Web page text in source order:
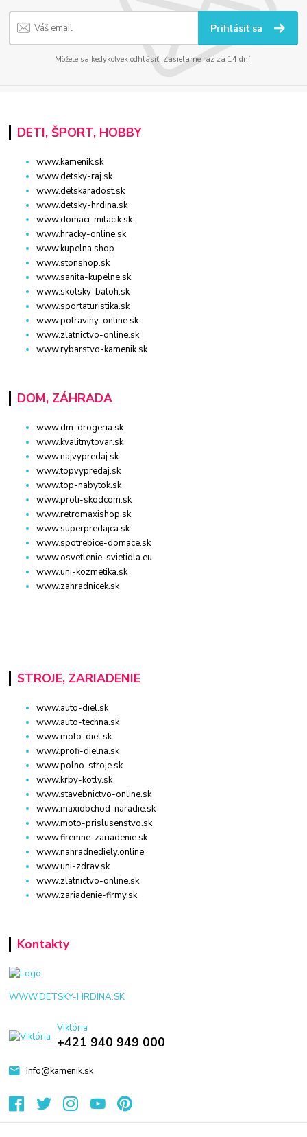
Prihlásiť sa
Môžete sa kedykoľvek odhlásiť. Zasielame raz za 14 dní.
DETI, ŠPORT, HOBBY
www.kamenik.sk
www.detsky-raj.sk
www.detskaradost.sk
www.detsky-hrdina.sk
www.domaci-milacik.sk
www.hracky-online.sk
www.kupelna.shop
www.stonshop.sk
www.sanita-kupelne.sk
www.skolsky-batoh.sk
www.sportaturistika.sk
www.potraviny-online.sk
www.zlatnictvo-online.sk
www.rybarstvo-kamenik.sk
DOM, ZÁHRADA
www.dm-drogeria.sk
www.kvalitnytovar.sk
www.najvypredaj.sk
www.topvypredaj.sk
www.top-nabytok.sk
www.proti-skodcom.sk
www.retromaxishop.sk
www.superpredajca.sk
www.spotrebice-domace.sk
www.osvetlenie-svietidla.eu
www.uni-kozmetika.sk
www.zahradnicek.sk
STROJE, ZARIADENIE
www.auto-diel.sk
www.auto-techna.sk
www.moto-diel.sk
www.profi-dielna.sk
www.polno-stroje.sk
www.krby-kotly.sk
www.stavebnictvo-online.sk
www.maxiobchod-naradie.sk
www.moto-prislusenstvo.sk
www.firemne-zariadenie.sk
www.nahradnediely.online
www.uni-zdrav.sk
www.zlatnictvo-online.sk
www.zariadenie-firmy.sk
Kontakty
WWW.DETSKY-HRDINA.SK
Viktória
+421 940 949 000
info@kamenik.sk